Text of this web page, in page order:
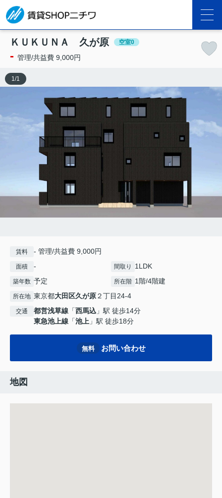
ＫＵＫＵＮＡ 久が原 空室0
- 管理/共益費 9,000円
1 /1
賃料 - 管理/共益費 9,000円
面積 - 間取り 1LDK
築年数 予定 所在階 1階/4階建
所在地 東京都大田区久が原２丁目24-4
交通 都営浅草線 「西馬込 」駅 徒歩14分
東急池上線 「池上 」駅 徒歩18分
無料 お問い合わせ
地図